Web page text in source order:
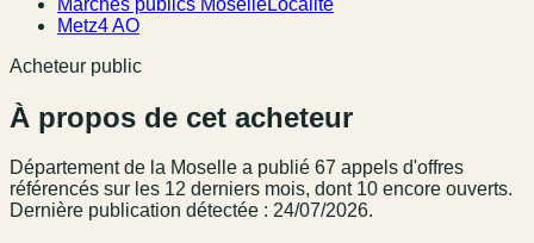
Metz4 AO
Acheteur public
À propos de cet acheteur
Département de la Moselle a publié 67 appel s d'offres
référencés sur les 12 derniers mois, dont 10 encore ouverts.
Dernière publication détectée : 24/07/2026.